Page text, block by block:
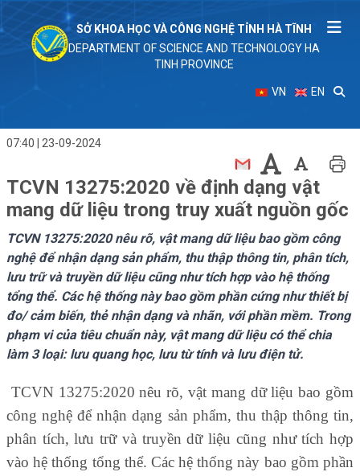
SỞ KHOA HỌC VÀ CÔNG NGHỆ TỈNH HÀ TĨNH
DEPARTMENT OF SCIENCE AND TECHNOLOGY HA
TINH PROVINCE
VN EN
07:40 | 23-09-2024
TCVN 13275:2020 về định dạng vật
mang dữ liệu trong truy xuất nguồn gốc
TCVN 13275:2020 nêu rõ, vật mang dữ liệu bao gồm công
nghệ để nhận dạng sản phẩm, thu thập thông tin, phân tích,
lưu trữ và truyền dữ liệu cũng như tích hợp vào hệ thống
tổng thể. Các hệ thống này bao gồm phần cứng như thiết bị
đo/ cảm biến, thẻ nhận dạng và nhãn, với phần mềm. Trong
phạm vi của tiêu chuẩn này, vật mang dữ liệu có thể chia
làm 3 loại: lưu quang học, lưu từ tính và lưu điện tử.
TCVN 13275:2020 nêu rõ, vật mang dữ liệu bao gồm
công nghệ để nhận dạng sản phẩm, thu thập thông tin,
phân tích, lưu trữ và truyền dữ liệu cũng như tích hợp
vào hệ thống tổng thể. Các hệ thống này bao gồm phần